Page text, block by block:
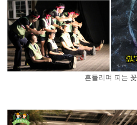
흔들리며 피는 꽃